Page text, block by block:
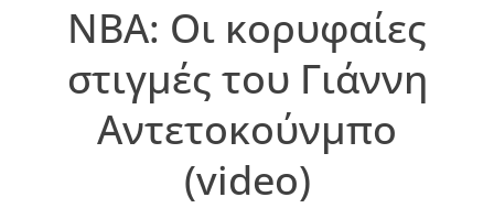
NBA: Οι κορυφαίες
στιγμές του Γιάννη
Αντετοκούνμπο
(video)